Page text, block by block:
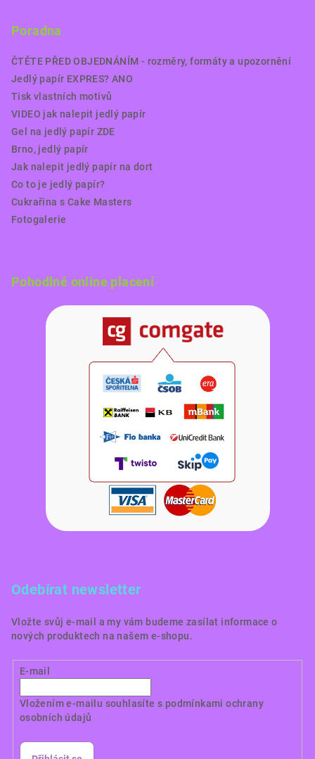
Poradna
ČTĚTE PŘED OBJEDNÁNÍM - rozměry, formáty a upozornění
Jedlý papír EXPRES? ANO
Tisk vlastních motivů
VIDEO jak nalepit jedlý papír
Gel na jedlý papír ZDE
Brno, jedlý papír
Jak nalepit jedlý papír na dort
Co to je jedlý papír?
Cukrařina s Cake Masters
Fotogalerie
Pohodlné online placení
Odebírat newsletter
Vložte svůj e-mail a my vám budeme zasílat informace o
nových produktech na našem e-shopu.
E-mail
Vložením e-mailu souhlasíte s podmínkami ochrany
osobních údajů